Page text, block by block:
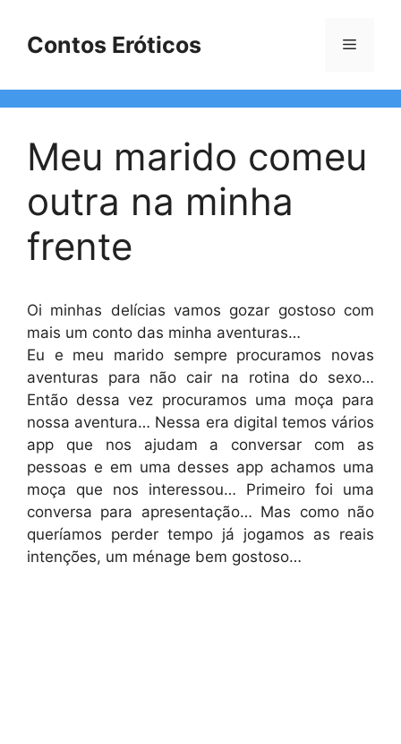
Contos Eróticos Menu
Meu marido comeu
outra na minha
frente
Oi minhas delícias vamos gozar gostoso com
mais um conto das minha aventuras…
Eu e meu marido sempre procuramos novas
aventuras para não cair na rotina do sexo…
Então dessa vez procuramos uma moça para
nossa aventura… Nessa era digital temos vários
app que nos ajudam a conversar com as
pessoas e em uma desses app achamos uma
moça que nos interessou… Primeiro foi uma
conversa para apresentação… Mas como não
queríamos perder tempo já jogamos as reais
intenções, um ménage bem gostoso…